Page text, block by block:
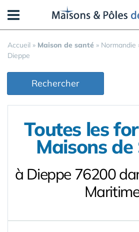
Accueil » Maison de santé » Normandie
Dieppe
Rechercher
Toutes les
Maisons
à Dieppe 76200
Panneau de gestion des cookies